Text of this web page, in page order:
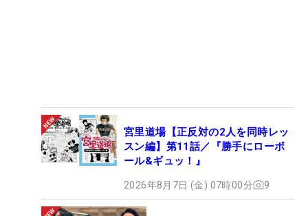
宮里道場【正反対の2人を同時レッ
スン編】第11話／『勝手にローボ
ール&ギュッ！』
2026年8月7日 (金) 07時00分 9